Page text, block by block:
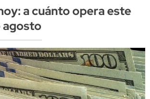
a cuánto opera este
agosto